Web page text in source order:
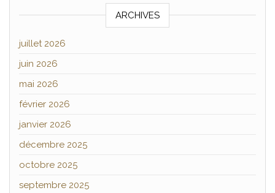
ARCHIVES
juillet 2026
juin 2026
mai 2026
février 2026
janvier 2026
décembre 2025
octobre 2025
septembre 2025